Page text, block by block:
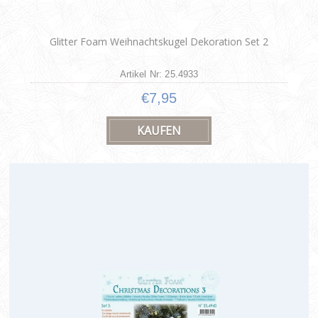
Glitter Foam Weihnachtskugel Dekoration Set 2
Artikel Nr: 25.4933
€7,95